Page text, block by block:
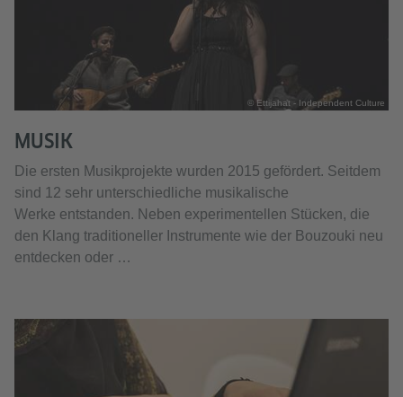
© Ettijahat - Independent Culture
MUSIK
Die ersten Musikprojekte wurden 2015 gefördert. Seitdem
sind 12 sehr unterschiedliche musikalische
Werke entstanden. Neben experimentellen Stücken, die
den Klang traditioneller Instrumente wie der Bouzouki neu
entdecken oder …